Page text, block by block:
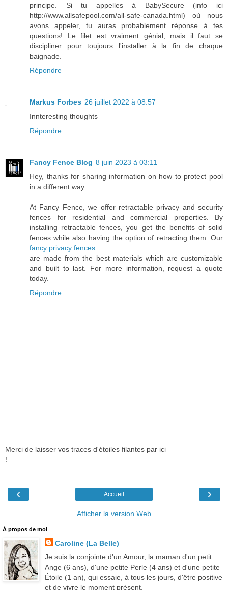
principe. Si tu appelles à BabySecure (info ici
http://www.allsafepool.com/all-safe-canada.html) où nous
avons appeler, tu auras probablement réponse à tes
questions! Le filet est vraiment génial, mais il faut se
discipliner pour toujours l'installer à la fin de chaque
baignade.
Répondre
Markus Forbes 26 juillet 2022 à 08:57
Innteresting thoughts
Répondre
Fancy Fence Blog 8 juin 2023 à 03:11
Hey, thanks for sharing information on how to protect pool
in a different way.
At Fancy Fence, we offer retractable privacy and security
fences for residential and commercial properties. By
installing retractable fences, you get the benefits of solid
fences while also having the option of retracting them. Our
fancy privacy fences
are made from the best materials which are customizable
and built to last. For more information, request a quote
today.
Répondre
Merci de laisser vos traces d'étoiles filantes par ici
!
‹ ›
Accueil
Afficher la version Web
À propos de moi
Caroline (La Belle)
Je suis la conjointe d'un Amour, la maman d'un petit
Ange (6 ans), d'une petite Perle (4 ans) et d'une petite
Étoile (1 an), qui essaie, à tous les jours, d'être positive
et de vivre le moment présent.